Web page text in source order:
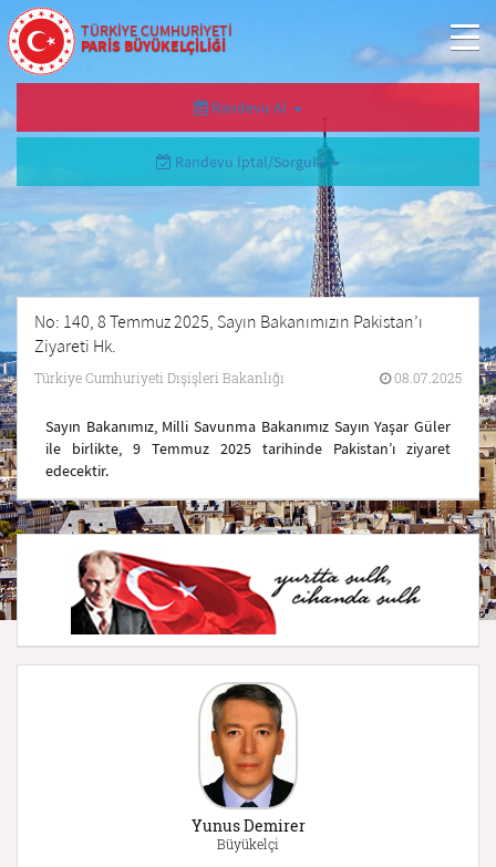
TÜRKİYE CUMHURİYETİ
PARİS BÜYÜKELÇİLİĞİ
Randevu Al
Randevu İptal/Sorgula
No: 140, 8 Temmuz 2025, Sayın Bakanımızın Pakistan’ı
Ziyareti Hk.
Türkiye Cumhuriyeti Dışişleri Bakanlığı 08.07.2025
Sayın Bakanımız, Milli Savunma Bakanımız Sayın Yaşar Güler
ile birlikte, 9 Temmuz 2025 tarihinde Pakistan’ı ziyaret
edecektir.
Yunus Demirer
Büyükelçi